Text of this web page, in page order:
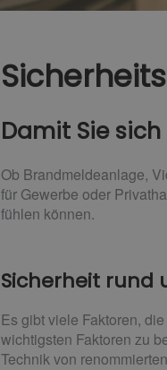
Damit Sie
Ob Brandmeldeanlage,
für Gewerbe oder
fühlen können.
Sicherheit rund
Es gibt viele Faktoren,
wichtigsten Faktoren zu
Technik von